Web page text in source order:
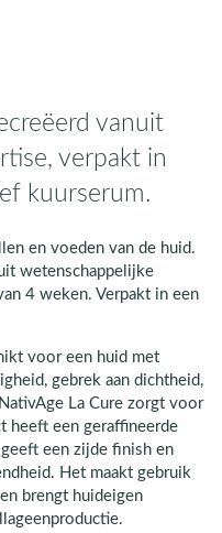
vanuit
verpakt in
kuurserum.
en voeden van de huid.
wetenschappelijke
4 weken. Verpakt in een
voor een huid met
gebrek aan dichtheid,
La Cure zorgt voor
heeft een geraffineerde
een zijde finish en
Het maakt gebruik
brengt huideigen